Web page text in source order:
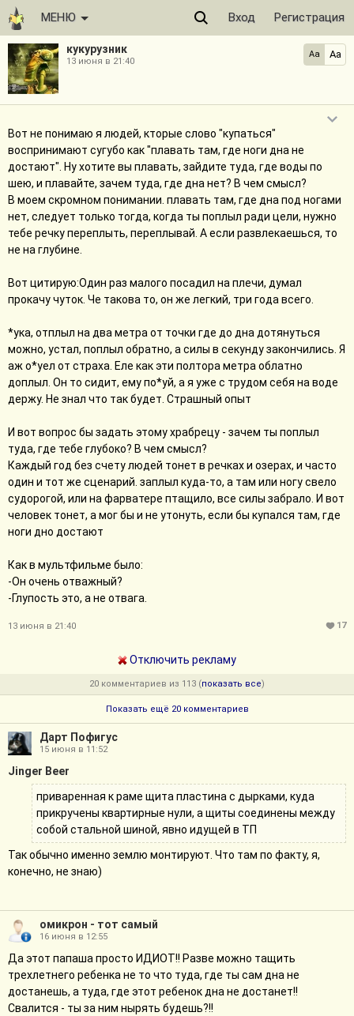
МЕНЮ Вход Регистрация
кукурузник
13 июня в 21:40
Aa Aa
Вот не понимаю я людей, кторые слово "купаться"
воспринимают сугубо как "плавать там, где ноги дна не
достают". Ну хотите вы плавать, зайдите туда, где воды по
шею, и плавайте, зачем туда, где дна нет? В чем смысл?
В моем скромном понимании. плавать там, где дна под ногами
нет, следует только тогда, когда ты поплыл ради цели, нужно
тебе речку переплыть, переплывай. А если развлекаешься, то
не на глубине.
Вот цитирую:Один раз малого посадил на плечи, думал
прокачу чуток. Че такова то, он же легкий, три года всего.
*ука, отплыл на два метра от точки где до дна дотянуться
можно, устал, поплыл обратно, а силы в секунду закончились. Я
аж о*уел от страха. Еле как эти полтора метра облатно
доплыл. Он то сидит, ему по*уй, а я уже с трудом себя на воде
держу. Не знал что так будет. Страшный опыт
И вот вопрос бы задать этому храбрецу - зачем ты поплыл
туда, где тебе глубоко? В чем смысл?
Каждый год без счету людей тонет в речках и озерах, и часто
один и тот же сценарий. заплыл куда-то, а там или ногу свело
судорогой, или на фарватере птащило, все силы забрало. И вот
человек тонет, а мог бы и не утонуть, если бы купался там, где
ноги дно достают
Как в мультфильме было:
-Он очень отважный?
-Глупость это, а не отвага.
13 июня в 21:40 17
Отключить рекламу
20 комментариев из 113 (показать все)
Показать ещё 20 комментариев
Дарт Пофигус
15 июня в 11:52
Jinger Beer
приваренная к раме щита пластина с дырками, куда
прикручены квартирные нули, а щиты соединены между
собой стальной шиной, явно идущей в ТП
Так обычно именно землю монтируют. Что там по факту, я,
конечно, не знаю)
омикрон - тот самый
16 июня в 12:55
Да этот папаша просто ИДИОТ!! Разве можно тащить
трехлетнего ребенка не то что туда, где ты сам дна не
достанешь, а туда, где этот ребенок дна не достанет!!
Свалится - ты за ним нырять будешь?!!